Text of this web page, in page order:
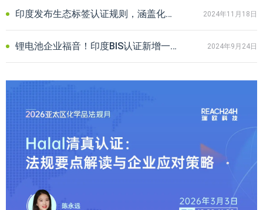
印度发布生态标签认证规则，涵盖化妆品、食品、电器等17大品类 2024年11月18日
锂电池企业福音！印度BIS认证新增一项豁免用途，自发布之日起实施 2024年9月24日